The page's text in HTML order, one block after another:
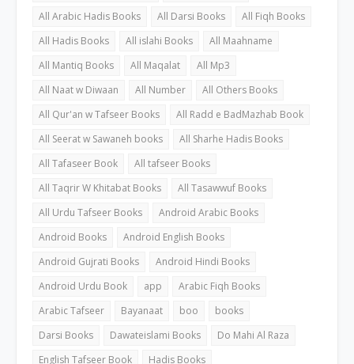
All Arabic Hadis Books
All Darsi Books
All Fiqh Books
All Hadis Books
All islahi Books
All Maahname
All Mantiq Books
All Maqalat
All Mp3
All Naat w Diwaan
All Number
All Others Books
All Qur'an w Tafseer Books
All Radd e BadMazhab Book
All Seerat w Sawaneh books
All Sharhe Hadis Books
All Tafaseer Book
All tafseer Books
All Taqrir W Khitabat Books
All Tasawwuf Books
All Urdu Tafseer Books
Android Arabic Books
Android Books
Android English Books
Android Gujrati Books
Android Hindi Books
Android Urdu Book
app
Arabic Fiqh Books
Arabic Tafseer
Bayanaat boo
books
Darsi Books
Dawateislami Books
Do Mahi Al Raza
English Tafseer Book
Hadis Books